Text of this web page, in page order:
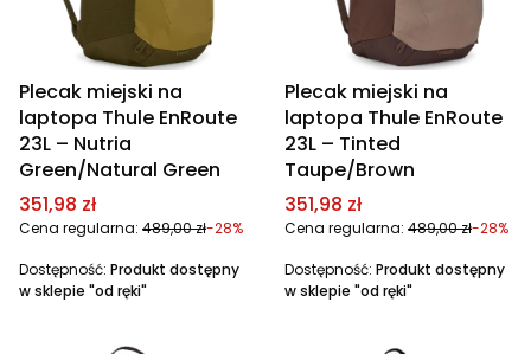
Plecak miejski na
laptopa Thule EnRoute
23L – Nutria
Green/Natural Green
Cena promocyjna
351,98 zł
Cena regularna: 489,00 zł-28%
Dostępność: Produkt dostępny
w sklepie "od ręki"
Plecak miejski na
laptopa Thule EnRoute
23L – Tinted
Taupe/Brown
Cena promocyjna
351,98 zł
Cena regularna: 489,00 zł-28%
Dostępność: Produkt dostępny
w sklepie "od ręki"